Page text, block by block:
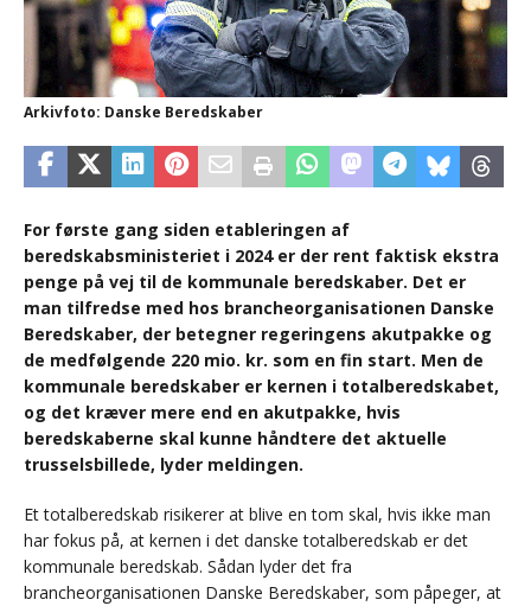
Arkivfoto: Danske Beredskaber
For første gang siden etableringen af
beredskabsministeriet i 2024 er der rent faktisk ekstra
penge på vej til de kommunale beredskaber. Det er
man tilfredse med hos brancheorganisationen Danske
Beredskaber, der betegner regeringens akutpakke og
de medfølgende 220 mio. kr. som en fin start. Men de
kommunale beredskaber er kernen i totalberedskabet,
og det kræver mere end en akutpakke, hvis
beredskaberne skal kunne håndtere det aktuelle
trusselsbillede, lyder meldingen.
Et totalberedskab risikerer at blive en tom skal, hvis ikke man
har fokus på, at kernen i det danske totalberedskab er det
kommunale beredskab. Sådan lyder det fra
brancheorganisationen Danske Beredskaber, som påpeger, at